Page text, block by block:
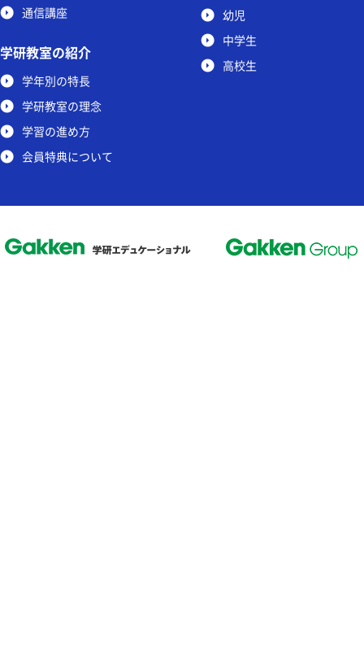
通信講座
学研教室の紹介
学年別の特長
学研教室の理念
学習の進め方
会員特典について
幼児
中学生
高校生